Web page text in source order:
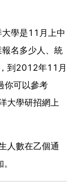
大學是11月上中
名多少人、統
到2012年11月
你可以參考
大學研招網上
人數在乙個通